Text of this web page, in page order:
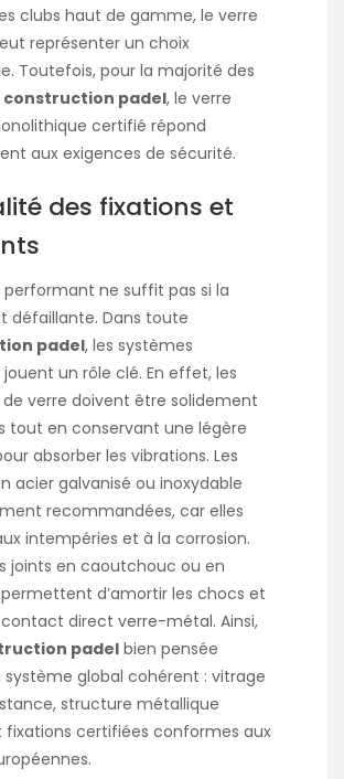
clubs haut de gamme, le verre
représenter un choix
Toutefois, pour la majorité des
construction padel, le verre
certifié répond
aux exigences de sécurité.
des fixations et
performant ne suffit pas si la
défaillante. Dans toute
padel, les systèmes
jouent un rôle clé. En effet, les
verre doivent être solidement
tout en conservant une légère
absorber les vibrations. Les
acier galvanisé ou inoxydable
recommandées, car elles
intempéries et à la corrosion.
joints en caoutchouc ou en
d’amortir les chocs et
contact direct verre-métal. Ainsi,
padel bien pensée
global cohérent : vitrage
structure métallique
fixations certifiées conformes aux